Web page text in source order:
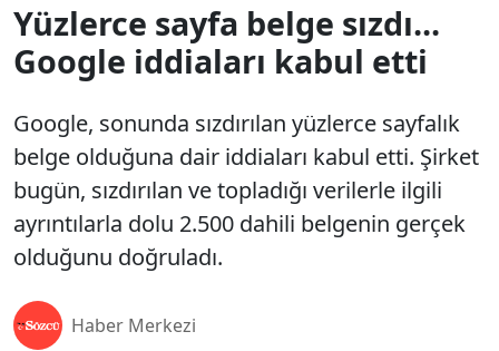
Yüzlerce sayfa belge sızdı...
Google iddiaları kabul etti
Google, sonunda sızdırılan yüzlerce sayfalık
belge olduğuna dair iddiaları kabul etti. Şirket
bugün, sızdırılan ve topladığı verilerle ilgili
ayrıntılarla dolu 2.500 dahili belgenin gerçek
olduğunu doğruladı.
Haber Merkezi